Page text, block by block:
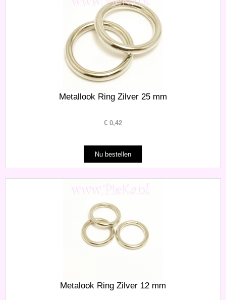
Metallook Ring Zilver 25 mm
€ 0,42
Metalook Ring Zilver 12 mm